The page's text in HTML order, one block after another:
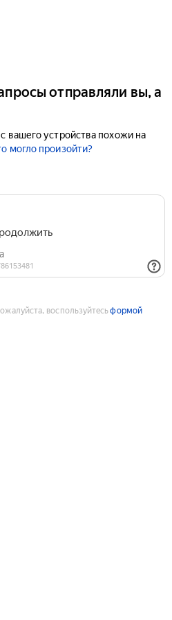
отправляли вы, а
вашего устройства похожи на
могло произойти?
воспользуйтесьформой